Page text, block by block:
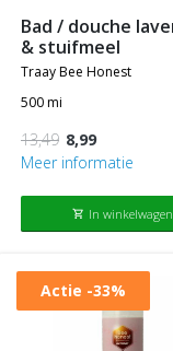
bad / douche lavendel
& stuifmeel
traay bee honest
500 mi
13,49 8,99
Meer informatie
shopping_cart In winkelwagen
Actie -33%